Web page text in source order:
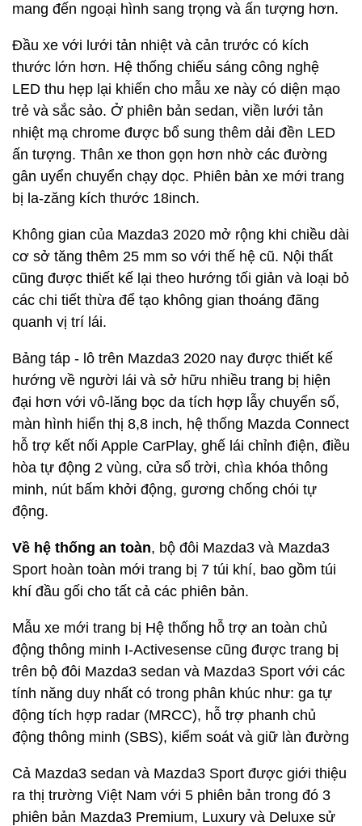
mang đến ngoại hình sang trọng và ấn tượng hơn.
Đầu xe với lưới tản nhiệt và cản trước có kích
thước lớn hơn. Hệ thống chiếu sáng công nghệ
LED thu hẹp lại khiến cho mẫu xe này có diện mạo
trẻ và sắc sảo. Ở phiên bản sedan, viền lưới tản
nhiệt mạ chrome được bổ sung thêm dải đền LED
ấn tượng. Thân xe thon gọn hơn nhờ các đường
gân uyển chuyển chạy dọc. Phiên bản xe mới trang
bị la-zăng kích thước 18inch.
Không gian của Mazda3 2020 mở rộng khi chiều dài
cơ sở tăng thêm 25 mm so với thế hệ cũ. Nội thất
cũng được thiết kế lại theo hướng tối giản và loại bỏ
các chi tiết thừa để tạo không gian thoáng đãng
quanh vị trí lái.
Bảng táp - lô trên Mazda3 2020 nay được thiết kế
hướng về người lái và sở hữu nhiều trang bị hiện
đại hơn với vô-lăng bọc da tích hợp lẫy chuyển số,
màn hình hiển thị 8,8 inch, hệ thống Mazda Connect
hỗ trợ kết nối Apple CarPlay, ghế lái chỉnh điện, điều
hòa tự động 2 vùng, cửa sổ trời, chìa khóa thông
minh, nút bấm khởi động, gương chống chói tự
động.
Về hệ thống an toàn, bộ đôi Mazda3 và Mazda3
Sport hoàn toàn mới trang bị 7 túi khí, bao gồm túi
khí đầu gối cho tất cả các phiên bản.
Mẫu xe mới trang bị Hệ thống hỗ trợ an toàn chủ
động thông minh I-Activesense cũng được trang bị
trên bộ đôi Mazda3 sedan và Mazda3 Sport với các
tính năng duy nhất có trong phân khúc như: ga tự
động tích hợp radar (MRCC), hỗ trợ phanh chủ
động thông minh (SBS), kiểm soát và giữ làn đường
Cả Mazda3 sedan và Mazda3 Sport được giới thiệu
ra thị trường Việt Nam với 5 phiên bản trong đó 3
phiên bản Mazda3 Premium, Luxury và Deluxe sử